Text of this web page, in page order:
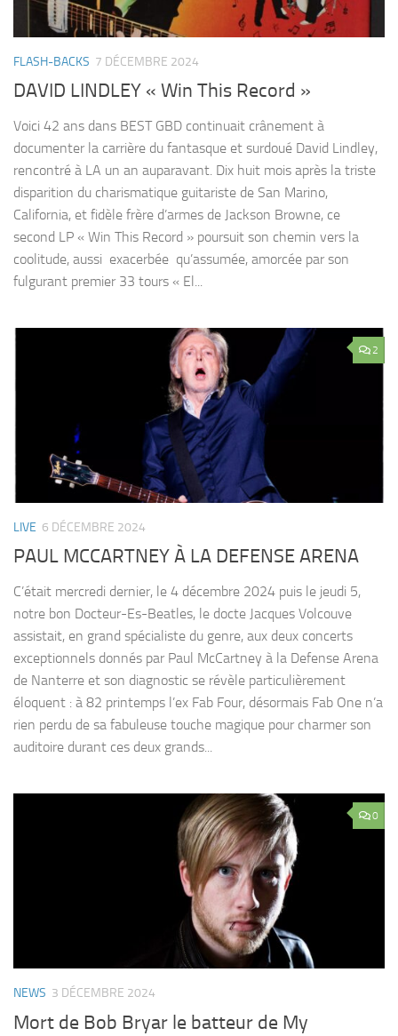
FLASH-BACKS 7 DÉCEMBRE 2024
DAVID LINDLEY « Win This Record »
Voici 42 ans dans BEST GBD continuait crânement à
documenter la carrière du fantasque et surdoué David Lindley,
rencontré à LA un an auparavant. Dix huit mois après la triste
disparition du charismatique guitariste de San Marino,
California, et fidèle frère d’armes de Jackson Browne, ce
second LP « Win This Record » poursuit son chemin vers la
coolitude, aussi exacerbée qu’assumée, amorcée par son
fulgurant premier 33 tours « El...
2
LIVE 6 DÉCEMBRE 2024
PAUL MCCARTNEY À LA DEFENSE ARENA
C’était mercredi dernier, le 4 décembre 2024 puis le jeudi 5,
notre bon Docteur-Es-Beatles, le docte Jacques Volcouve
assistait, en grand spécialiste du genre, aux deux concerts
exceptionnels donnés par Paul McCartney à la Defense Arena
de Nanterre et son diagnostic se révèle particulièrement
éloquent : à 82 printemps l’ex Fab Four, désormais Fab One n’a
rien perdu de sa fabuleuse touche magique pour charmer son
auditoire durant ces deux grands...
0
NEWS 3 DÉCEMBRE 2024
Mort de Bob Bryar le batteur de My